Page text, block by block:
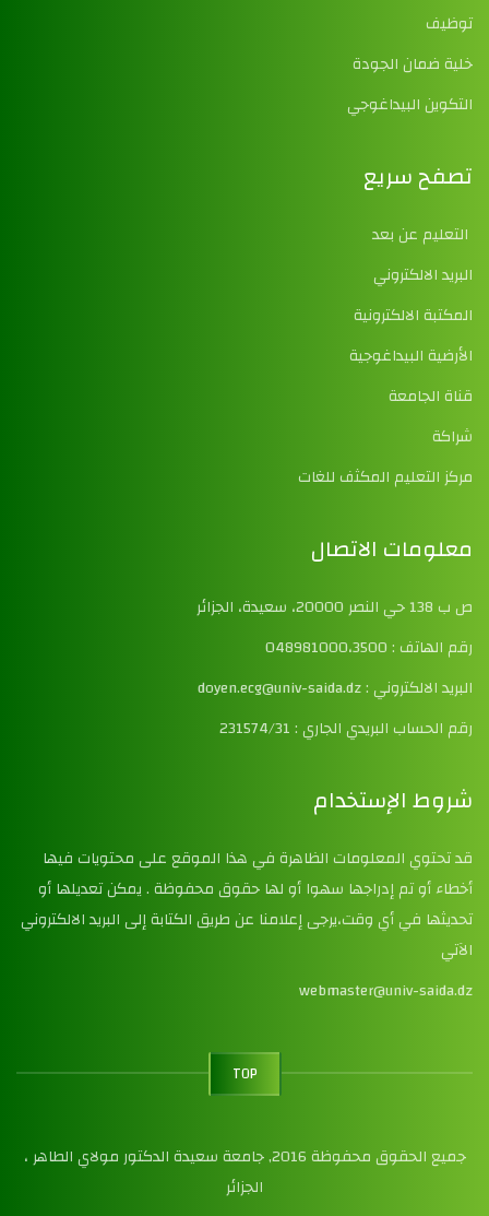
توظيف
خلية ضمان الجودة
التكوين البيداغوجي
تصفح سريع
التعليم عن بعد
البريد الالكتروني
المكتبة الالكترونية
الأرضية البيداغوجية
قناة الجامعة
شراكة
مركز التعليم المكثف للغات
معلومات الاتصال
ص ب 138 حي النصر 20000، سعيدة، الجزائر
رقم الهاتف : 048981000،3500
البريد الالكتروني : doyen.ecg@univ-saida.dz
رقم الحساب البريدي الجاري : 231574/31
شروط الإستخدام
قد تحتوي المعلومات الظاهرة في هذا الموقع على محتويات فيها
أخطاء أو تم إدراجها سهوا أو لها حقوق محفوظة . يمكن تعديلها أو
تحديثها في أي وقت،يرجى إعلامنا عن طريق الكتابة إلى البريد الالكتروني
الآتي
webmaster@univ-saida.dz
TOP
جميع الحقوق محفوظة 2016, جامعة سعيدة الدكتور مولاي الطاهر ،
الجزائر